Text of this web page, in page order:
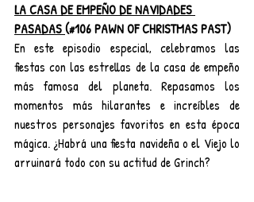
LA CASA DE EMPEÑO DE NAVIDADES
PASADAS (#106 PAWN OF CHRISTMAS PAST)
En este episodio especial, celebramos las
fiestas con las estrellas de la casa de empeño
más famosa del planeta. Repasamos los
momentos más hilarantes e increíbles de
nuestros personajes favoritos en esta época
mágica. ¿Habrá una fiesta navideña o el Viejo lo
arruinará todo con su actitud de Grinch?